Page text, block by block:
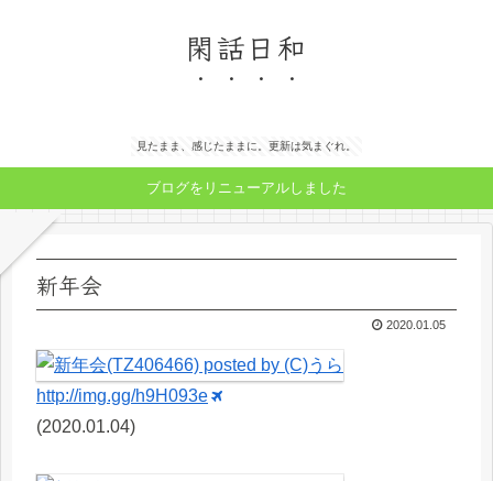
閑話日和
見たまま、感じたままに。更新は気まぐれ。
ブログをリニューアルしました
新年会
2020.01.05
http://img.gg/h9H093e
(2020.01.04)